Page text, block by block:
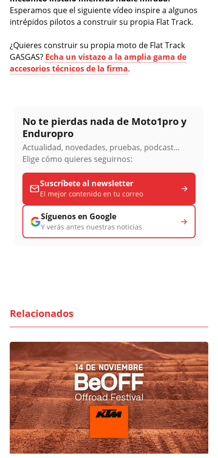
Esperamos que el siguiente vídeo inspire a algunos
intrépidos pilotos a construir su propia Flat Track.
¿Quieres construir su propia moto de Flat Track
GASGAS? Echa un vistazo a la amplia gama de
accesorios técnicos de la firma.
No te pierdas nada de Moto1pro y
Enduropro
Actualidad, novedades, pruebas, podcast...
Elige cómo quieres seguirnos:
Suscríbete al newsletter
El mejor contenido en tu correo
Síguenos en Google
Y verás antes nuestras noticias
Relacionados